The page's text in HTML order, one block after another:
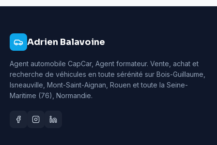
Adrien Balavoine
Agent automobile CapCar, Agent formateur. Vente, achat et
recherche de véhicules en toute sérénité sur Bois-Guillaume,
Isneauville, Mont-Saint-Aignan, Rouen et toute la Seine-
Maritime (76), Normandie.